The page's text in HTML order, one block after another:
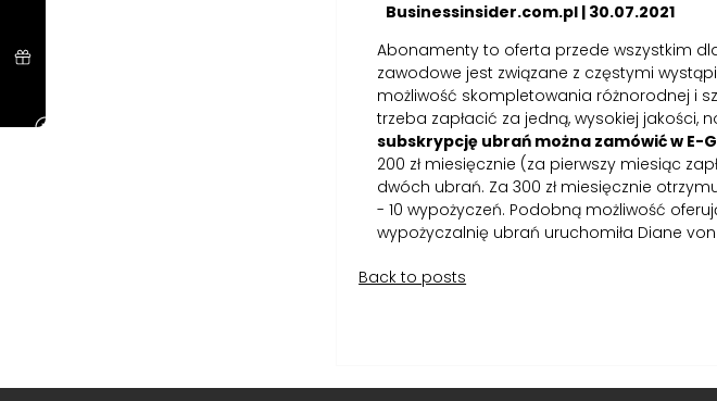
Businessinsider.com.pl | 30.07.2021
Abonamenty to oferta przede wszystkim
zawodowe jest związane z częstymi
możliwość skompletowania różnorodnej i
trzeba zapłacić za jedną, wysokiej jakości,
subskrypcję ubrań można zamówić w E-
200 zł miesięcznie (za pierwszy miesiąc
dwóch ubrań. Za 300 zł miesięcznie
- 10 wypożyczeń. Podobną możliwość
wypożyczalnię ubrań uruchomiła Diane
Back to posts